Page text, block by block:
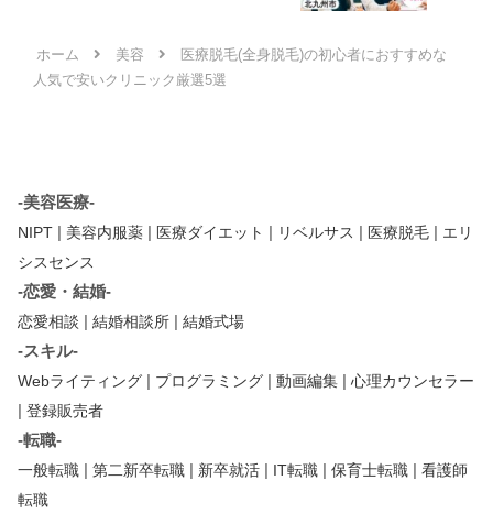
ホーム 美容
医療脱毛(全身脱毛)の初心者におすすめな
人気で安いクリニック厳選5選
-美容医療-
NIPT | 美容内服薬 | 医療ダイエット | リベルサス | 医療脱毛 | エリ
シスセンス
-恋愛・結婚-
恋愛相談 | 結婚相談所 | 結婚式場
-スキル-
Webライティング | プログラミング | 動画編集 | 心理カウンセラー
| 登録販売者
-転職-
一般転職 | 第二新卒転職 | 新卒就活 | IT転職 | 保育士転職 | 看護師
転職